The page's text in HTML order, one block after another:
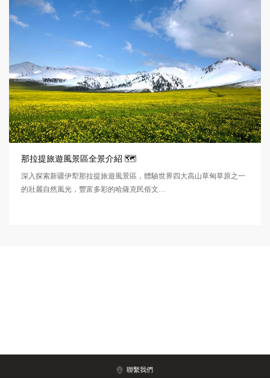
西藏入藏函
關於我們
聯係我們
那拉提旅遊風景區全景介紹 🗺️
深入探索新疆伊犁那拉提旅遊風景區，體驗世界四大高山草甸草原之一
的壯麗自然風光，豐富多彩的哈薩克民俗文…
聯繫我們